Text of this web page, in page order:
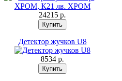
24215 p.
Детектор жучков U8
8534 p.